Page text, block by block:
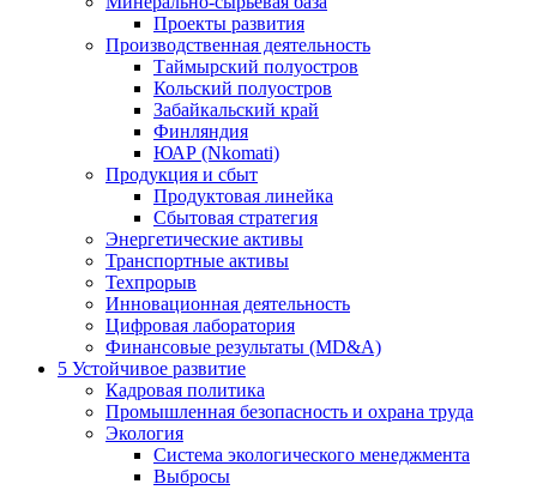
Проекты развития
Производственная деятельность
Таймырский полуостров
Кольский полуостров
Забайкальский край
Финляндия
ЮАР (Nkomati)
Продукция и сбыт
Продуктовая линейка
Сбытовая стратегия
Энергетические активы
Транспортные активы
Техпрорыв
Инновационная деятельность
Цифровая лаборатория
Финансовые результаты (MD&A)
5 Устойчивое развитие
Кадровая политика
Промышленная безопасность и охрана труда
Экология
Система экологического менеджмента
Выбросы